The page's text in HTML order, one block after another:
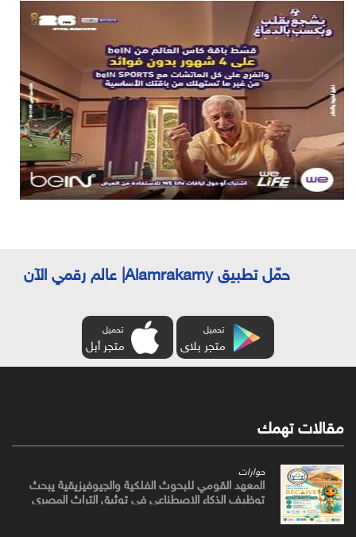
حمّل تطبيق Alamrakamy| عالم رقمي الآن
تحميل
متجر بلاى
تحميل
متجر أبل
مقالات تهمك
حوارات
المعهد القومي للبحوث الفلكية والجيوفيزيقية يبحث
توظيف الذكاء الاصطناعي في توثيق التراث المصري